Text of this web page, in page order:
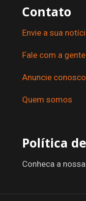
Contato
Envie a sua
Fale com a gente
Anuncie conosco
Quem somos
Política
Conheca a